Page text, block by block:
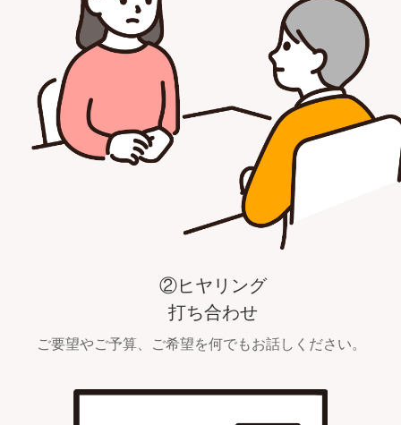
②ヒヤリング
打ち合わせ
ご要望やご予算、ご希望を何でもお話しください。